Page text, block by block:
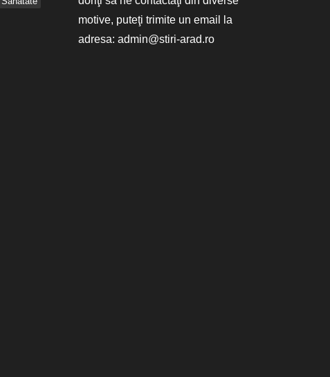
motive, puteţi trimite un email la
adresa: admin@stiri-arad.ro